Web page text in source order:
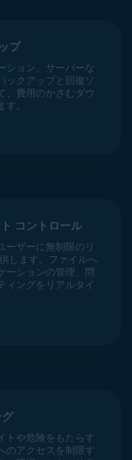
プ
ション、サーバーな
ックアップと回復ソ
、費用のかさむダウ
。
コントロール
ーザーに無制限のリ
します。ファイルへ
ーションの管理、問
ィングをリアルタイ
トや危険をもたらす
のアクセスを制限す